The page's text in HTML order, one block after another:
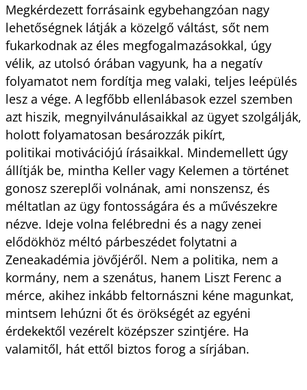
Megkérdezett forrásaink egybehangzóan nagy
lehetőségnek látják a közelgő váltást, sőt nem
fukarkodnak az éles megfogalmazásokkal, úgy
vélik, az utolsó órában vagyunk, ha a negatív
folyamatot nem fordítja meg valaki, teljes leépülés
lesz a vége. A legfőbb ellenlábasok ezzel szemben
azt hiszik, megnyilvánulásaikkal az ügyet szolgálják,
holott folyamatosan besározzák pikírt,
politikai motivációjú írásaikkal. Mindemellett úgy
állítják be, mintha Keller vagy Kelemen a történet
gonosz szereplői volnának, ami nonszensz, és
méltatlan az ügy fontosságára és a művészekre
nézve. Ideje volna felébredni és a nagy zenei
elődökhöz méltó párbeszédet folytatni a
Zeneakadémia jövőjéről. Nem a politika, nem a
kormány, nem a szenátus, hanem Liszt Ferenc a
mérce, akihez inkább feltornászni kéne magunkat,
mintsem lehúzni őt és örökségét az egyéni
érdekektől vezérelt középszer szintjére. Ha
valamitől, hát ettől biztos forog a sírjában.